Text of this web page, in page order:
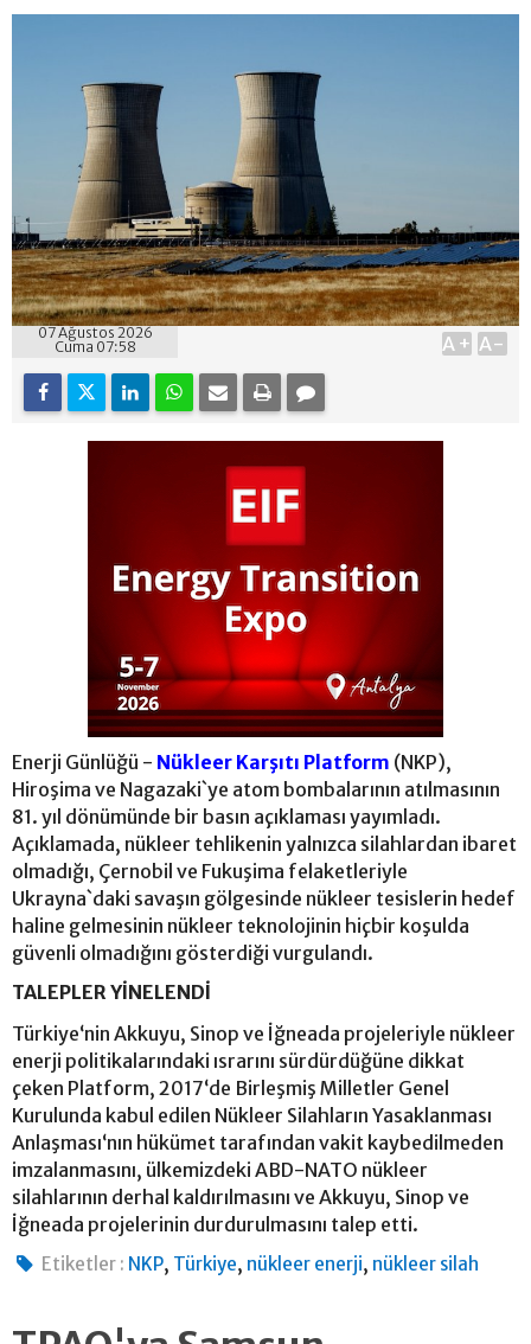
07 Ağustos 2026
Cuma 07:58
A+ A-
Enerji Günlüğü - Nükleer Karşıtı Platform (NKP),
Hiroşima ve Nagazaki`ye atom bombalarının atılmasının
81. yıl dönümünde bir basın açıklaması yayımladı.
Açıklamada, nükleer tehlikenin yalnızca silahlardan ibaret
olmadığı, Çernobil ve Fukuşima felaketleriyle
Ukrayna`daki savaşın gölgesinde nükleer tesislerin hedef
haline gelmesinin nükleer teknolojinin hiçbir koşulda
güvenli olmadığını gösterdiği vurgulandı.
TALEPLER YİNELENDİ
Türkiye‘nin Akkuyu, Sinop ve İğneada projeleriyle nükleer
enerji politikalarındaki ısrarını sürdürdüğüne dikkat
çeken Platform, 2017‘de Birleşmiş Milletler Genel
Kurulunda kabul edilen Nükleer Silahların Yasaklanması
Anlaşması‘nın hükümet tarafından vakit kaybedilmeden
imzalanmasını, ülkemizdeki ABD-NATO nükleer
silahlarının derhal kaldırılmasını ve Akkuyu, Sinop ve
İğneada projelerinin durdurulmasını talep etti.
Etiketler : NKP, Türkiye, nükleer enerji, nükleer silah